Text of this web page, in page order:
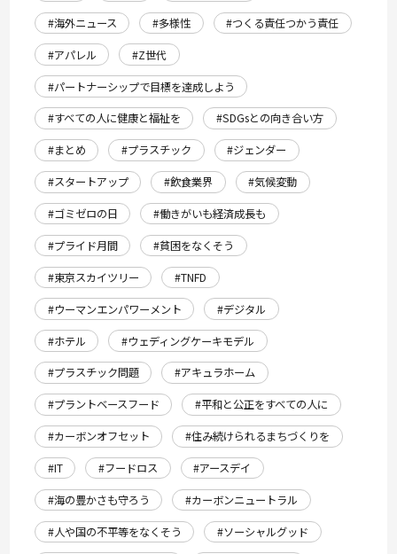
#海外ニュース
#多様性
#つくる責任つかう責任
#アパレル
#Z世代
#パートナーシップで目標を達成しよう
#すべての人に健康と福祉を
#SDGsとの向き合い方
#まとめ
#プラスチック
#ジェンダー
#スタートアップ
#飲食業界
#気候変動
#ゴミゼロの日
#働きがいも経済成長も
#プライド月間
#貧困をなくそう
#東京スカイツリー
#TNFD
#ウーマンエンパワーメント
#デジタル
#ホテル
#ウェディングケーキモデル
#プラスチック問題
#アキュラホーム
#プラントベースフード
#平和と公正をすべての人に
#カーボンオフセット
#住み続けられるまちづくりを
#IT
#フードロス
#アースデイ
#海の豊かさも守ろう
#カーボンニュートラル
#人や国の不平等をなくそう
#ソーシャルグッド